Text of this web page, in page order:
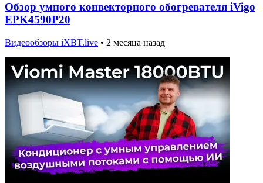
Обзор умного конвекторного обогревателя iVigo
EPK4590P20
Видеообзоры iXBT.live • 2 месяца назад